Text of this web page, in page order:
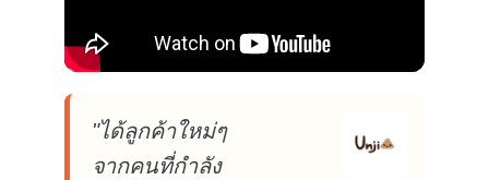
"ได้ลูกค้าใหม่ๆ
จากคนที่กำลัง